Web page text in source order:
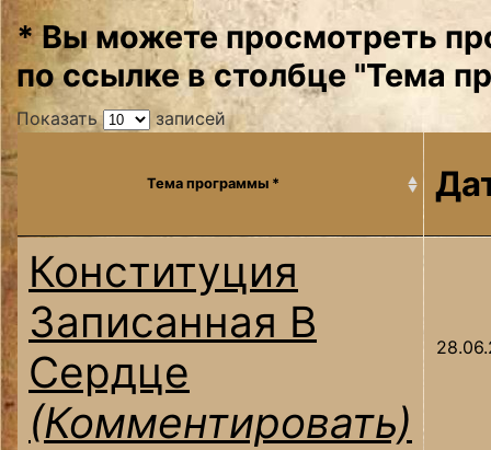
* Вы можете просмотреть
по ссылке в столбце "Тема
Показать записей
Тема программы *
Конституция
Записанная В
Сердце
(Комментировать)